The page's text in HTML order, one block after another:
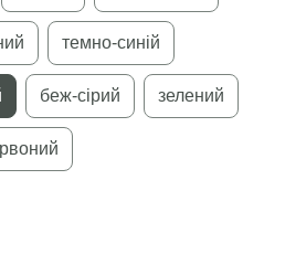
темно-синій
беж-сірий зелений